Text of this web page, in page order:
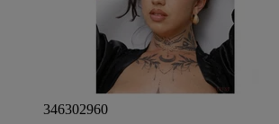
346302960